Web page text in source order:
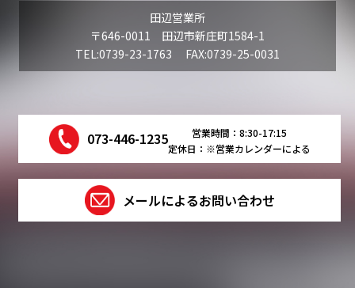
田辺営業所
〒646-0011 田辺市新庄町1584-1
TEL:0739-23-1763 FAX:0739-25-0031
073-446-1235
営業時間：8:30-17:15
定休日：※営業カレンダーによる
メールによるお問い合わせ